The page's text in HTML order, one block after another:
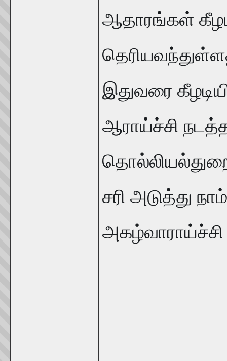
ஆதாரங்கள்
இதுவரை
ஆராய்ச்சி
தொல்லியல்துறை
சரி அடுத்து
அகழ்வாராய்ச்சி